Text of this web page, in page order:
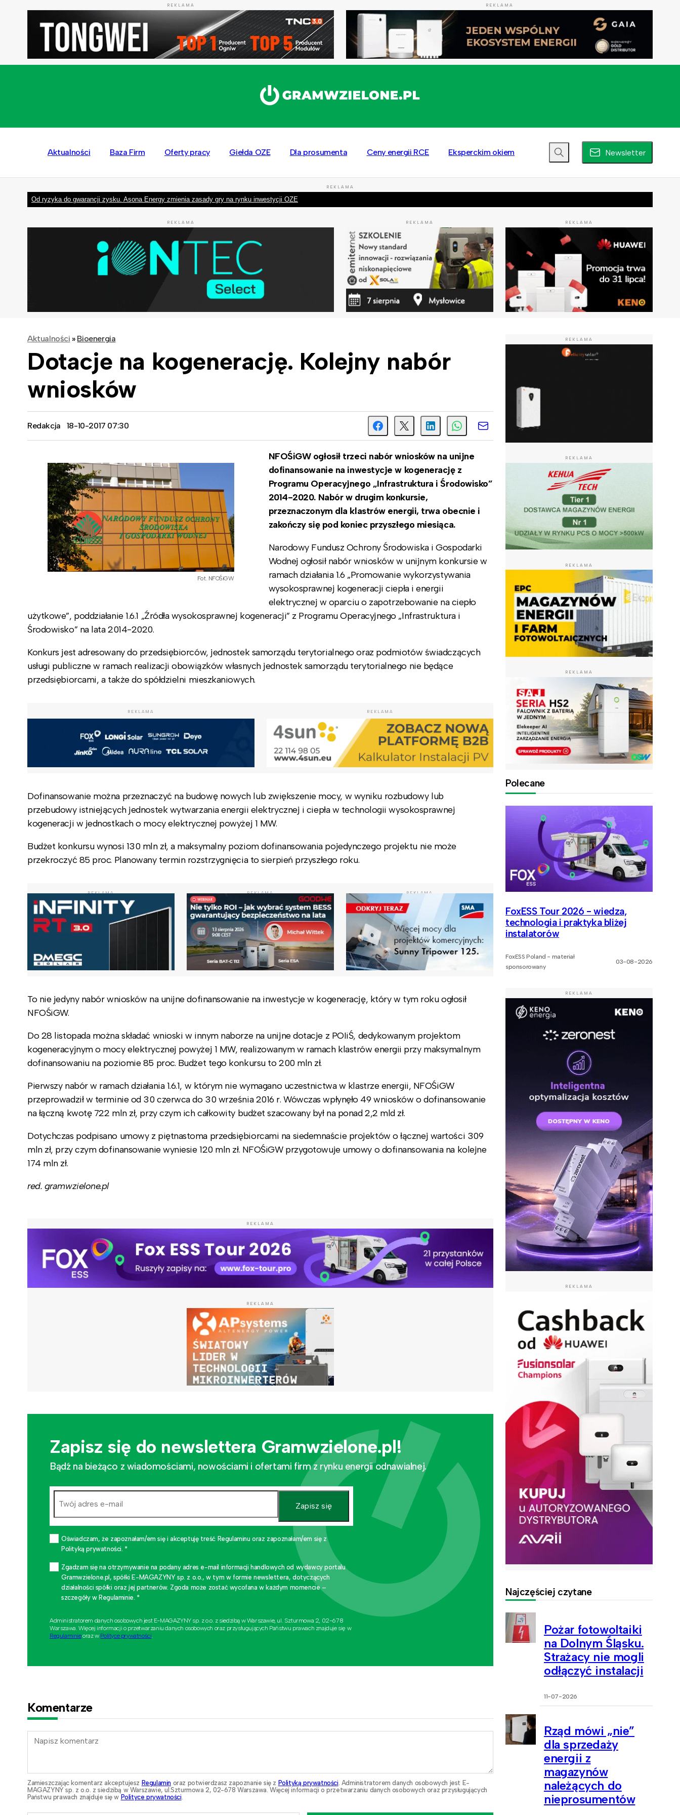
REKLAMA REKLAMA
Aktualności Baza Firm Oferty pracy Giełda OZE Dla prosumenta Ceny energii RCE Eksperckim okiem Newsletter
REKLAMA
Od ryzyka do gwarancji zysku. Asona Energy zmienia zasady gry na rynku inwestycji OZE
REKLAMA REKLAMA REKLAMA
Aktualności » Bioenergia
Dotacje na kogenerację. Kolejny nabór
wniosków
Redakcja 18-10-2017 07:30
Fot. NFOŚiGW
NFOŚiGW ogłosił trzeci nabór wniosków na unijne
dofinansowanie na inwestycje w kogenerację z
Programu Operacyjnego „Infrastruktura i Środowisko”
2014-2020. Nabór w drugim konkursie,
przeznaczonym dla klastrów energii, trwa obecnie i
zakończy się pod koniec przyszłego miesiąca.
Narodowy Fundusz Ochrony Środowiska i Gospodarki
Wodnej ogłosił nabór wniosków w unijnym konkursie w
ramach działania 1.6 „Promowanie wykorzystywania
wysokosprawnej kogeneracji ciepła i energii
elektrycznej w oparciu o zapotrzebowanie na ciepło
użytkowe”, poddziałanie 1.6.1 „Źródła wysokosprawnej kogeneracji” z Programu Operacyjnego „Infrastruktura i
Środowisko” na lata 2014-2020.
Konkurs jest adresowany do przedsiębiorców, jednostek samorządu terytorialnego oraz podmiotów świadczących
usługi publiczne w ramach realizacji obowiązków własnych jednostek samorządu terytorialnego nie będące
przedsiębiorcami, a także do spółdzielni mieszkaniowych.
REKLAMA REKLAMA
Dofinansowanie można przeznaczyć na budowę nowych lub zwiększenie mocy, w wyniku rozbudowy lub
przebudowy istniejących jednostek wytwarzania energii elektrycznej i ciepła w technologii wysokosprawnej
kogeneracji w jednostkach o mocy elektrycznej powyżej 1 MW.
Budżet konkursu wynosi 130 mln zł, a maksymalny poziom dofinansowania pojedynczego projektu nie może
przekroczyć 85 proc. Planowany termin rozstrzygnięcia to sierpień przyszłego roku.
REKLAMA REKLAMA REKLAMA
To nie jedyny nabór wniosków na unijne dofinansowanie na inwestycje w kogenerację, który w tym roku ogłosił
NFOŚiGW.
Do 28 listopada można składać wnioski w innym naborze na unijne dotacje z POIiŚ, dedykowanym projektom
kogeneracyjnym o mocy elektrycznej powyżej 1 MW, realizowanym w ramach klastrów energii przy maksymalnym
dofinansowaniu na poziomie 85 proc. Budżet tego konkursu to 200 mln zł.
Pierwszy nabór w ramach działania 1.6.1, w którym nie wymagano uczestnictwa w klastrze energii, NFOŚiGW
przeprowadził w terminie od 30 czerwca do 30 września 2016 r. Wówczas wpłynęło 49 wniosków o dofinansowanie
na łączną kwotę 722 mln zł, przy czym ich całkowity budżet szacowany był na ponad 2,2 mld zł.
Dotychczas podpisano umowy z piętnastoma przedsiębiorcami na siedemnaście projektów o łącznej wartości 309
mln zł, przy czym dofinansowanie wyniesie 120 mln zł. NFOŚiGW przygotowuje umowy o dofinansowania na kolejne
174 mln zł.
red. gramwzielone.pl
REKLAMA
REKLAMA
Zapisz się do newslettera Gramwzielone.pl!
Bądź na bieżąco z wiadomościami, nowościami i ofertami firm z rynku energii odnawialnej.
Zapisz się
Oświadczam, że zapoznałam/em się i akceptuję treść Regulaminu oraz zapoznałam/em się z
Polityką prywatności. *
Zgadzam się na otrzymywanie na podany adres e-mail informacji handlowych od wydawcy portalu
Gramwzielone.pl, spółki E-MAGAZYNY sp. z o.o., w tym w formie newslettera, dotyczących
działalności spółki oraz jej partnerów. Zgoda może zostać wycofana w każdym momencie –
szczegóły w Regulaminie. *
Administratorem danych osobowych jest E-MAGAZYNY sp. z o.o. z siedzibą w Warszawie, ul. Szturmowa 2, 02-678
Warszawa. Więcej informacji o przetwarzaniu danych osobowych oraz przysługujących Państwu prawach znajduje się w
Regulaminieoraz w Polityce prywatności
Komentarze
Zamieszczając komentarz akceptujesz Regulamin oraz potwierdzasz zapoznanie się z Polityką prywatności . Administratorem danych osobowych jest E-
MAGAZYNY sp. z o.o. z siedzibą w Warszawie, ul.Szturmowa 2, 02-678 Warszawa. Więcej informacji o przetwarzaniu danych osobowych oraz przysługujących
Państwu prawach znajduje się w Polityce prywatności
REKLAMA
REKLAMA
REKLAMA
REKLAMA
Polecane
FoxESS Tour 2026 - wiedza,
technologia i praktyka bliżej
instalatorów
FoxESS Poland - materiał
sponsorowany
03-08-2026
REKLAMA
REKLAMA
Najczęściej czytane
Pożar fotowoltaiki
na Dolnym Śląsku.
Strażacy nie mogli
odłączyć instalacji
11-07-2026
Rząd mówi „nie”
dla sprzedaży
energii z
magazynów
należących do
nieprosumentów